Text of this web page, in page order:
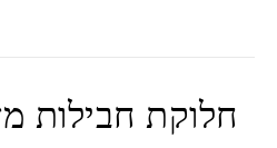
חלוקת חבילות